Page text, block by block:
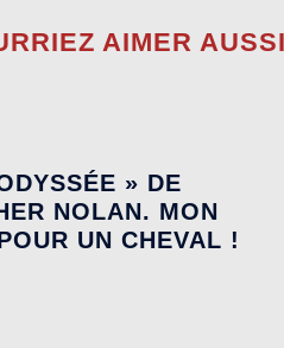
AIMER
» DE
NOLAN. MON
UN CHEVAL !